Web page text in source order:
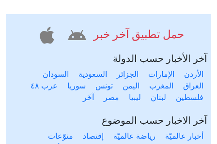
حمل تطبيق آخر خبر
آخر الأخبار حسب الدولة
الأردن الإمارات الجزائر السعودية
السودان
العراق
المغرب اليمن تونس سوريا
عرب ٤٨
فلسطين
لبنان ليبيا مصر آخَر
آخر الاخبار حسب الموضوع
أخبار عالميّة رياضة عالميّة إقتصاد
منوّعات